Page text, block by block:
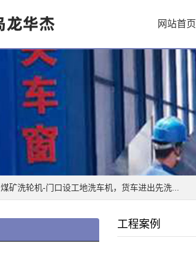
网站首页
煤矿洗轮机-门口设工地洗车机，货车进出先洗...
煤矿洗轮机-恩施引进工地洗车机 确保车辆进...
煤矿洗轮机-想运工地垃圾得先过工程洗车机
工程案例